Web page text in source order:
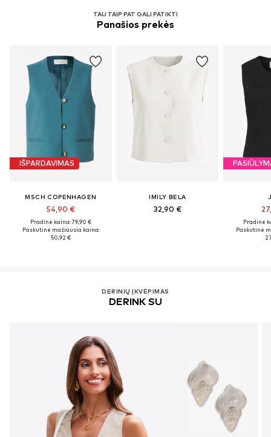
TAU TAIP PAT GALI PATIKTI
Panašios prekės
IŠPARDAVIMAS
MSCH COPENHAGEN
54,90 €
Pradinė kaina: 79,90 €
Paskutinė mažiausia kaina:
50,92 €
IMILY BELA
32,90 €
Pradinė
Paskutinė
DERINIŲ ĮKVĖPIMAS
DERINK SU